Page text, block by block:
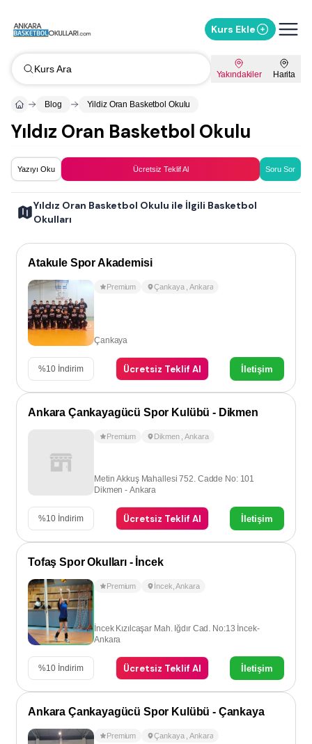
Kurs Ekle
Kurs Ara Yakındakiler Harita
Blog Yildiz Oran Basketbol Okulu
Yıldız Oran Basketbol Okulu
Yazıyı Oku Ücretsiz Teklif Al Soru Sor
Yıldız Oran Basketbol Okulu ile İlgili Basketbol
Okulları
Atakule Spor Akademisi
Premium Çankaya ,Ankara
Çankaya
%10 İndirim Ücretsiz Teklif Al İletişim
Ankara Çankayagücü Spor Kulübü - Dikmen
Premium Dikmen ,Ankara
Metin Akkuş Mahallesi 752. Cadde No: 101
Dikmen - Ankara
%10 İndirim Ücretsiz Teklif Al İletişim
Tofaş Spor Okulları - İncek
Premium İncek ,Ankara
İncek Kızılcaşar Mah. Iğdır Cad. No:13 İncek-
Ankara
%10 İndirim Ücretsiz Teklif Al İletişim
Ankara Çankayagücü Spor Kulübü - Çankaya
Premium Çankaya ,Ankara